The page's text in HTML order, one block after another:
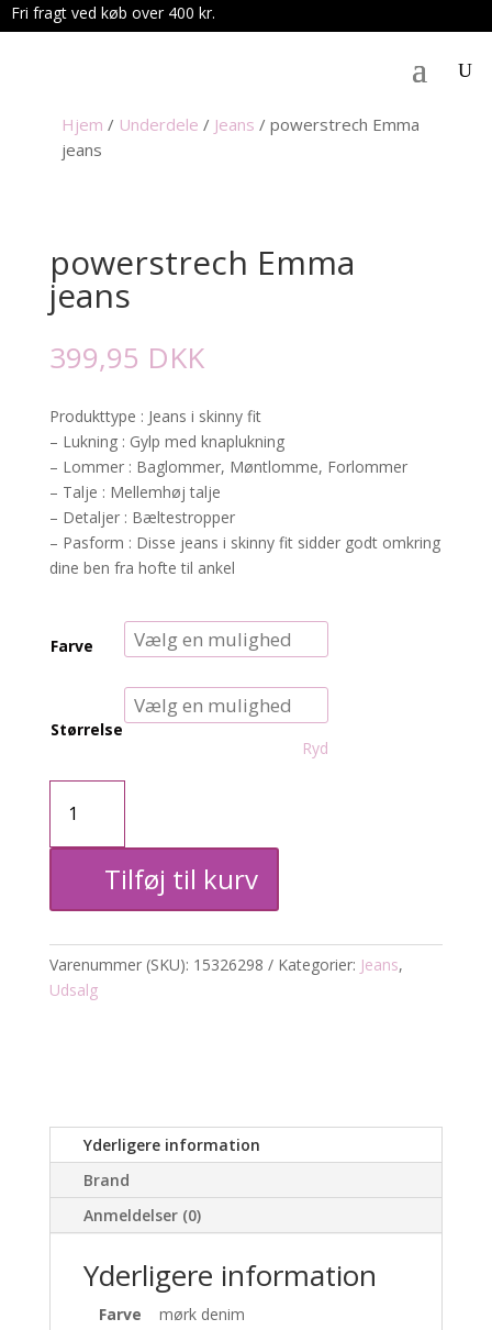
Fri fragt ved køb over 400 kr.
Hjem / Underdele / Jeans / powerstrech Emma
jeans
powerstrech Emma
jeans
399,95 DKK
Produkttype : Jeans i skinny fit
– Lukning : Gylp med knaplukning
– Lommer : Baglommer, Møntlomme, Forlommer
– Talje : Mellemhøj talje
– Detaljer : Bæltestropper
– Pasform : Disse jeans i skinny fit sidder godt omkring
dine ben fra hofte til ankel
Farve
Størrelse
Ryd
powerstrech
Emma
antal
Tilføj til kurv
Varenummer (SKU): 15326298 Kategorier: Jeans,
Udsalg
Yderligere information
Brand
Anmeldelser (0)
Yderligere information
Farve
mørk denim